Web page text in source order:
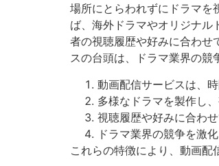
場所にとらわれずにドラマを
ば、海外ドラマやオリジナ
者の視聴履歴や好みに合わせ
スの台頭は、ドラマ業界の競
動画配信サービスは、
多様なドラマを製作し
視聴履歴や好みに合わ
ドラマ業界の競争を激
これらの特徴により、動画配